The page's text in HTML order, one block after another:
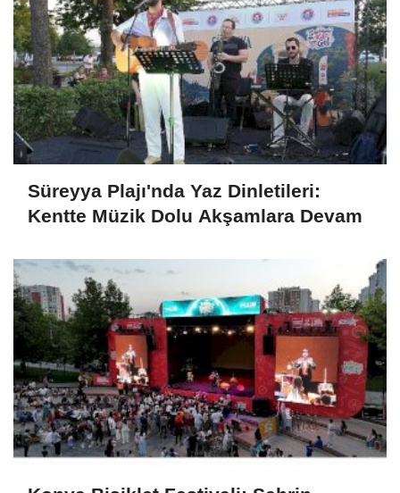
Süreyya Plajı'nda Yaz Dinletileri:
Kentte Müzik Dolu Akşamlara Devam